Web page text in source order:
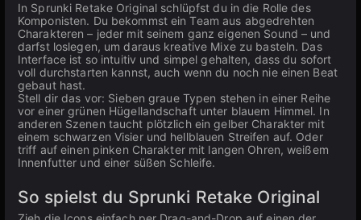
In Sprunki Retake Original schlüpfst du in die Rolle des
Komponisten. Du bekommst ein Team aus abgedrehten
Charakteren – jeder mit seinem ganz eigenen Sound – und
darfst loslegen, um daraus kreative Mixe zu basteln. Das
Interface ist so intuitiv und simpel gehalten, dass du sofort
voll durchstarten kannst, auch wenn du noch nie einen Beat
gebaut hast.
Stell dir das vor: Sieben graue Typen stehen in einer Reihe
vor einer grünen Hügellandschaft unter blauem Himmel. In
anderen Szenen taucht plötzlich ein gelber Charakter mit
einem schwarzen Visier und hellblauen Streifen auf. Oder
triff auf einen pinken Charakter mit langen Ohren, weißem
Innenfutter und einer süßen Schleife.
So spielst du Sprunki Retake Original